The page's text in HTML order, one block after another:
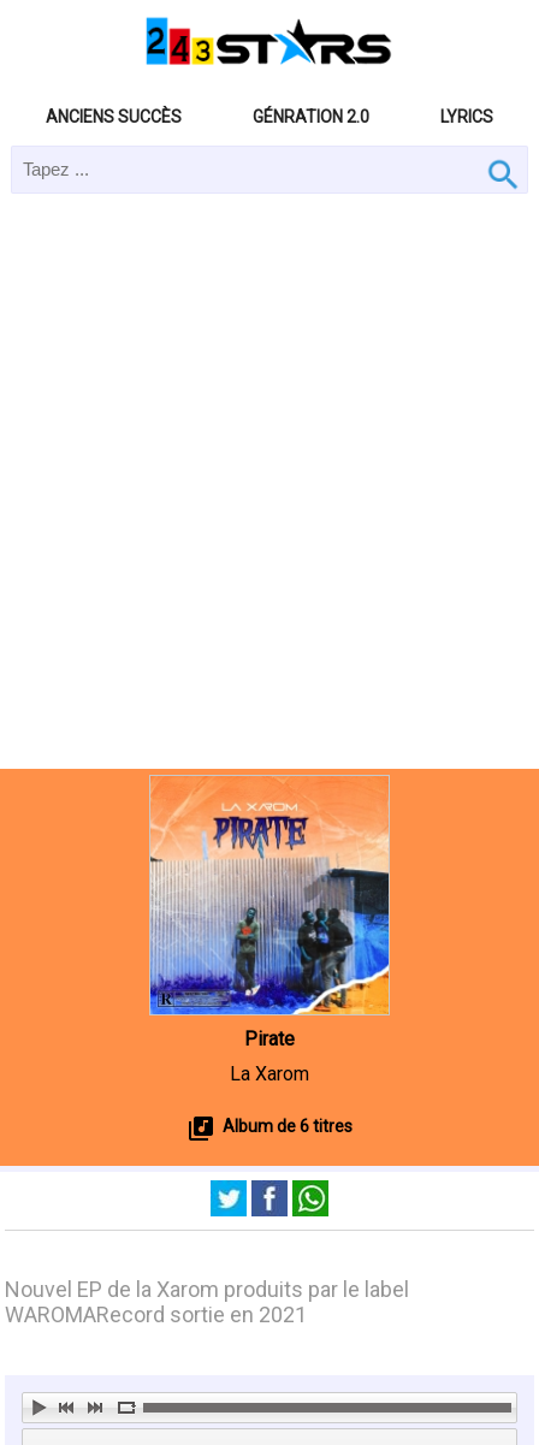
ANCIENS SUCCÈS GÉNRATION 2.0 LYRICS
Pirate
La Xarom
Album de 6 titres
Nouvel EP de la Xarom produits par le label
WAROMARecord sortie en 2021